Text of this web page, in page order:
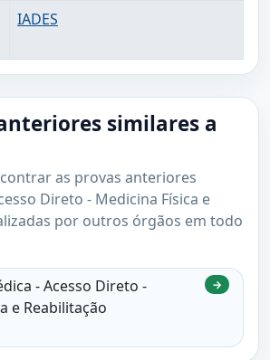
IADES
similares a
as provas anteriores
Direto - Medicina Física e
por outros órgãos em todo
- Acesso Direto -
e Reabilitação
→